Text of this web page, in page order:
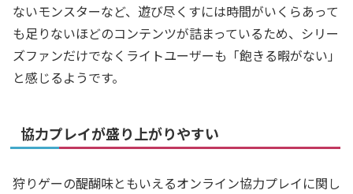
ないモンスターなど、遊び尽くすには時間がいくらあって
も足りないほどのコンテンツが詰まっているため、シリー
ズファンだけでなくライトユーザーも「飽きる暇がない」
と感じるようです。
協力プレイが盛り上がりやすい
狩りゲーの醍醐味ともいえるオンライン協力プレイに関し